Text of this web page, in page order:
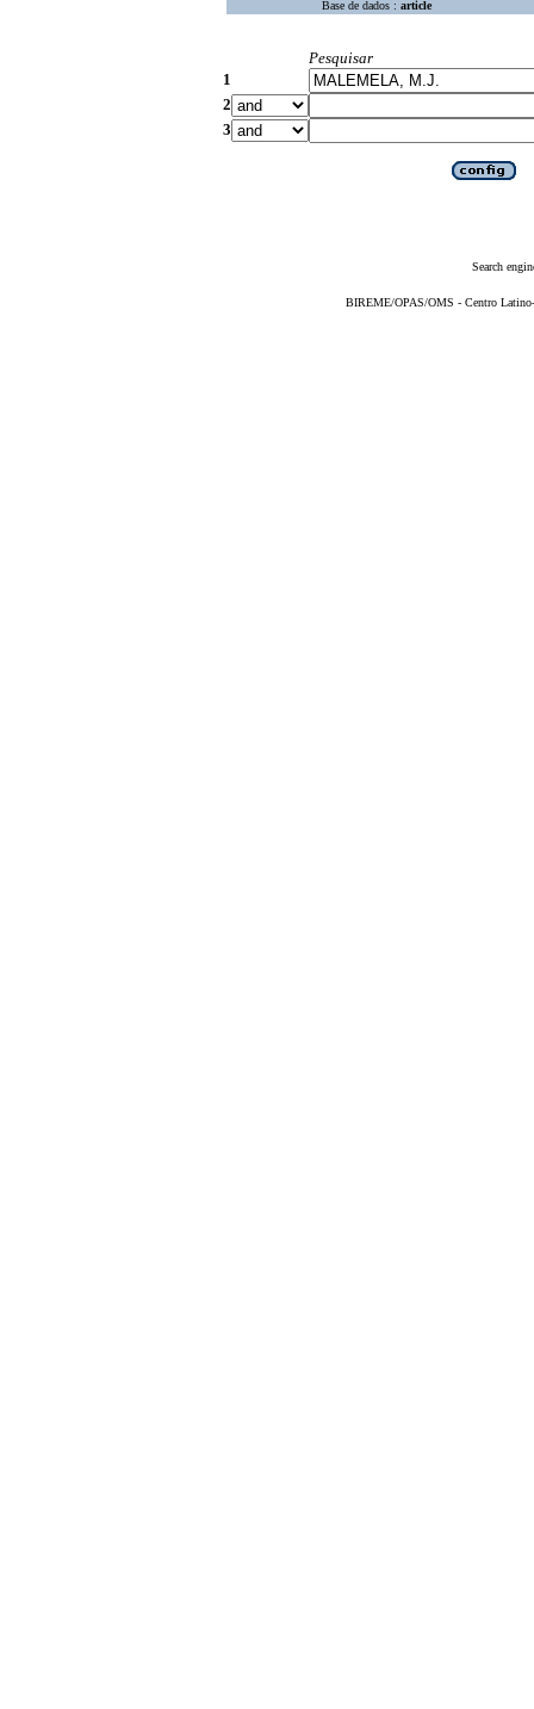
Base de dados : article
Pesquisar
1
2
3
Search
BIREME/OPAS/OMS - Centro Latino-